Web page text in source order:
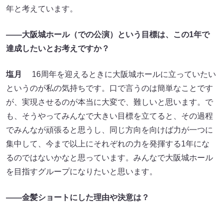
年と考えています。
――大阪城ホール（での公演）という目標は、この1年で
達成したいとお考えですか？
塩月
16周年を迎えるときに大阪城ホールに立っていたい
というのが私の気持ちです。口で言うのは簡単なことです
が、実現させるのが本当に大変で、難しいと思います。で
も、そうやってみんなで大きい目標を立てると、その過程
でみんなが頑張ると思うし、同じ方向を向けば力が一つに
集中して、今まで以上にそれぞれの力を発揮する1年にな
るのではないかなと思っています。みんなで大阪城ホール
を目指すグループになりたいと思います。
――金髪ショートにした理由や決意は？